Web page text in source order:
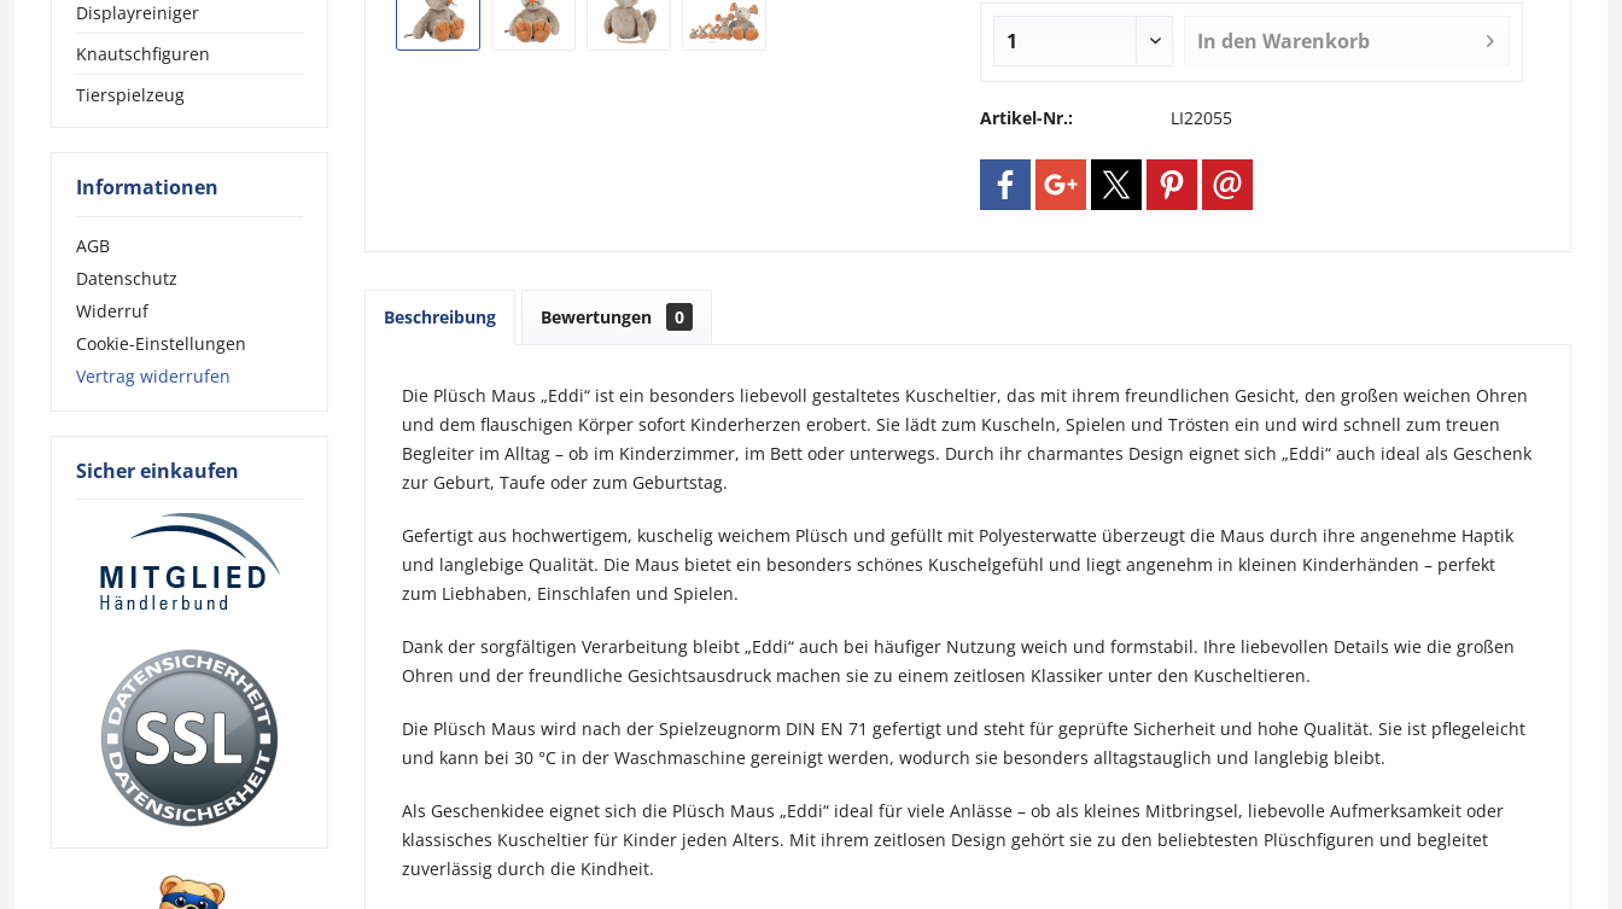
Displayreiniger
Knautschfiguren
Tierspielzeug
Informationen
AGB
Datenschutz
Widerruf
Cookie-Einstellungen
Vertrag widerrufen
Sicher einkaufen
In den Warenkorb
Artikel-Nr.: LI22055
Beschreibung Bewertungen 0
Die Plüsch Maus „Eddi“ ist ein besonders liebevoll gestaltetes Kuscheltier, das mit ihrem freundlichen Gesicht, den großen weichen Ohren
und dem flauschigen Körper sofort Kinderherzen erobert. Sie lädt zum Kuscheln, Spielen und Trösten ein und wird schnell zum treuen
Begleiter im Alltag – ob im Kinderzimmer, im Bett oder unterwegs. Durch ihr charmantes Design eignet sich „Eddi“ auch ideal als Geschenk
zur Geburt, Taufe oder zum Geburtstag.
Gefertigt aus hochwertigem, kuschelig weichem Plüsch und gefüllt mit Polyesterwatte überzeugt die Maus durch ihre angenehme Haptik
und langlebige Qualität. Die Maus bietet ein besonders schönes Kuschelgefühl und liegt angenehm in kleinen Kinderhänden – perfekt
zum Liebhaben, Einschlafen und Spielen.
Dank der sorgfältigen Verarbeitung bleibt „Eddi“ auch bei häufiger Nutzung weich und formstabil. Ihre liebevollen Details wie die großen
Ohren und der freundliche Gesichtsausdruck machen sie zu einem zeitlosen Klassiker unter den Kuscheltieren.
Die Plüsch Maus wird nach der Spielzeugnorm DIN EN 71 gefertigt und steht für geprüfte Sicherheit und hohe Qualität. Sie ist pflegeleicht
und kann bei 30 °C in der Waschmaschine gereinigt werden, wodurch sie besonders alltagstauglich und langlebig bleibt.
Als Geschenkidee eignet sich die Plüsch Maus „Eddi“ ideal für viele Anlässe – ob als kleines Mitbringsel, liebevolle Aufmerksamkeit oder
klassisches Kuscheltier für Kinder jeden Alters. Mit ihrem zeitlosen Design gehört sie zu den beliebtesten Plüschfiguren und begleitet
zuverlässig durch die Kindheit.